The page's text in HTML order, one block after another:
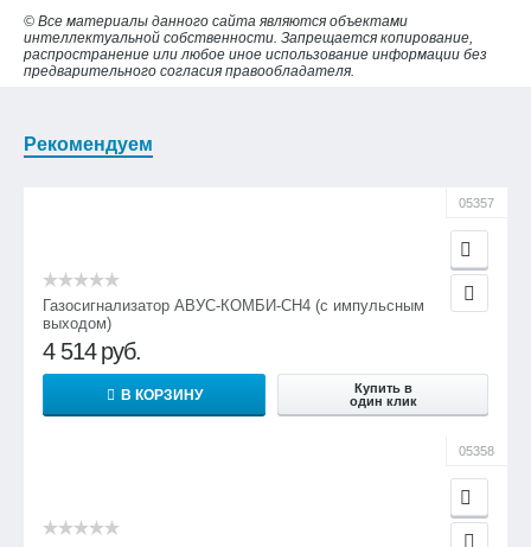
© Все материалы данного сайта являются объектами
интеллектуальной собственности. Запрещается копирование,
распространение или любое иное использование информации без
предварительного согласия правообладателя.
Рекомендуем
05357
Газосигнализатор АВУС-КОМБИ-СН4 (с импульсным
выходом)
4 514 руб.
В КОРЗИНУ
Купить в
один клик
05358